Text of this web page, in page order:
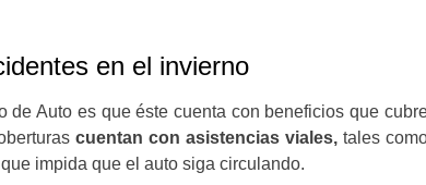
en el invierno
de Auto es que éste cuenta con beneficios que
cuentan con asistencias viales, tales
impida que el auto siga circulando.